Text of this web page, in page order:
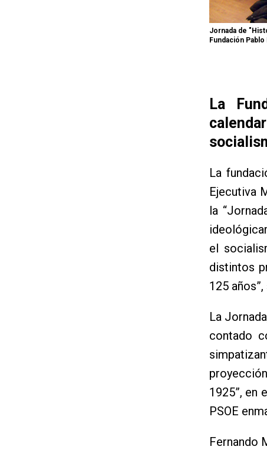
Jornada de
Fundación
La
La
Ejecutiva
la
el
distintos
125
La
contado
1925”, en
PSOE
Fernando